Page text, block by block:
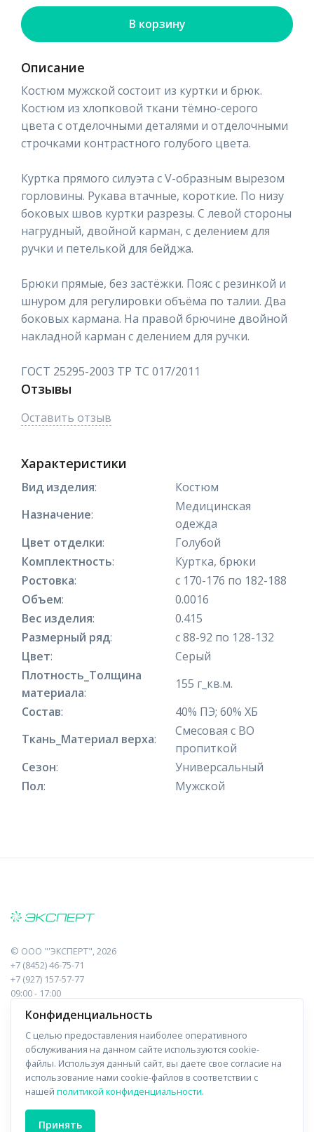
В корзину
Описание
Костюм мужской состоит из куртки и брюк.
Костюм из хлопковой ткани тёмно-серого
цвета с отделочными деталями и отделочными
строчками контрастного голубого цвета.
Куртка прямого силуэта с V-образным вырезом
горловины. Рукава втачные, короткие. По низу
боковых швов куртки разрезы. С левой стороны
нагрудный, двойной карман, с делением для
ручки и петелькой для бейджа.
Брюки прямые, без застёжки. Пояс с резинкой и
шнуром для регулировки объёма по талии. Два
боковых кармана. На правой брючине двойной
накладной карман с делением для ручки.
ГОСТ 25295-2003 ТР ТС 017/2011
Отзывы
Оставить отзыв
Характеристики
Вид изделия:
Костюм
Назначение:
Медицинская
одежда
Цвет отделки:
Голубой
Комплектность:
Куртка, брюки
Ростовка:
с 170-176 по 182-188
Объем:
0.0016
Вес изделия:
0.415
Размерный ряд:
с 88-92 по 128-132
Цвет:
Серый
Плотность_Толщина
материала:
155 г_кв.м.
Состав:
40% ПЭ; 60% ХБ
Ткань_Материал верха:
Смесовая с ВО
пропиткой
Сезон:
Универсальный
Пол: Мужской
© ООО "'ЭКСПЕРТ", 2026
+7 (8452) 46-75-71
+7 (927) 157-57-77
09:00 - 17:00
410017, Саратов, Пугачева, 10 к1, оф.23
Навигация
Прайс-лист
Отзывы
Форма связи
Информация
О компании
Доставка
Конфиденциальность
С целью предоставления наиболее оперативного
обслуживания на данном сайте используются cookie-
файлы. Используя данный сайт, вы даете свое согласие на
использование нами cookie-файлов в соответствии с
нашей политикой конфиденциальности.
Принять